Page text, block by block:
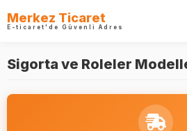
Merkez Ticaret
E-ticaret'de Güvenli Adres
Sigorta ve Roleler